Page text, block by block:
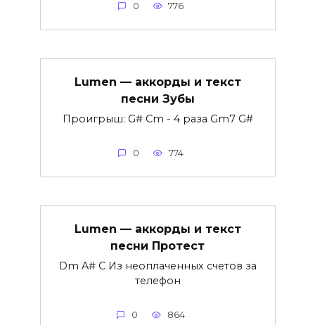
0 776
Lumen — аккорды и текст
песни Зубы
Проигрыш: G# Cm - 4 раза Gm7 G#
0 774
Lumen — аккорды и текст
песни Протест
Dm A# C Из неоплаченных счетов за
телефон
0 864